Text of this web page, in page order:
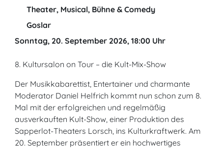
Theater, Musical, Bühne & Comedy
Goslar
Sonntag, 20. September 2026, 18:00 Uhr
8. Kultursalon on Tour – die Kult-Mix-Show
Der Musikkabarettist, Entertainer und charmante
Moderator Daniel Helfrich kommt nun schon zum 8.
Mal mit der erfolgreichen und regelmäßig
ausverkauften Kult-Show, einer Produktion des
Sapperlot-Theaters Lorsch, ins Kulturkraftwerk. Am
20. September präsentiert er ein hochwertiges